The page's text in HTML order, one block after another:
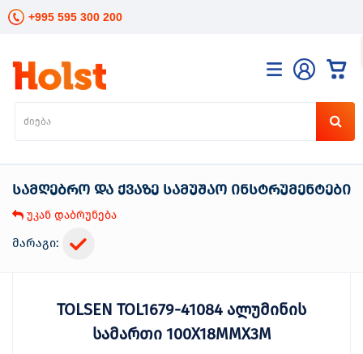
+995 595 300 200
სამღებრო და ქვაზე სამუშაო ინსტრუმენტები
უკან დაბრუნება
მარაგი:
TOLSEN TOL1679-41084 ალუმინის
სამართი 100X18MMX3M
კატალოგი
განათება
ინსტრუმენტები
ელექტრო
მოვლა
მცენარეთა